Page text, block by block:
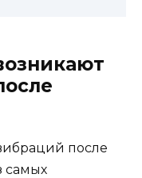
после
самых